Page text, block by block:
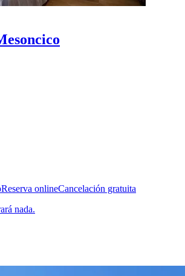
Reserva onlineCancelación gratuita
nada.